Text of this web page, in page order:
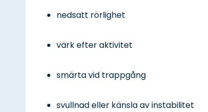
nedsatt rörlighet
värk efter aktivitet
smärta vid trappgång
svullnad eller känsla av instabilitet